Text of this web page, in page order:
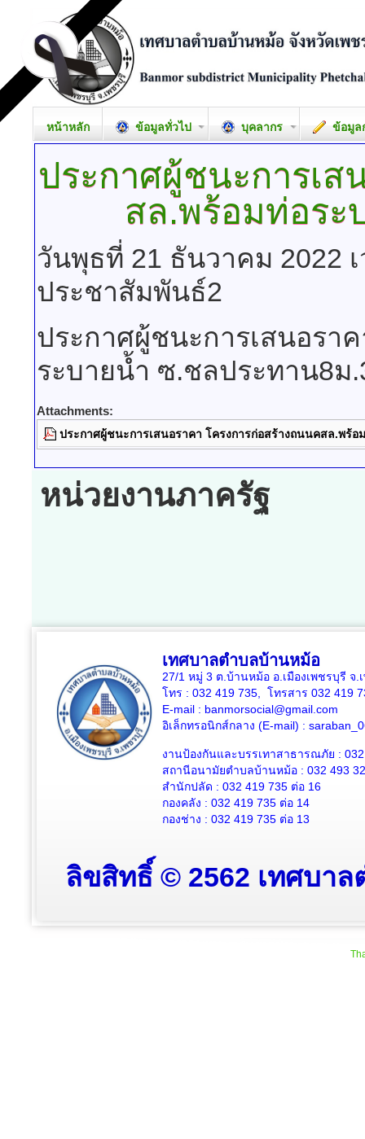
หน้าหลัก ข้อมูลทั่วไป บุคลากร ข้อมูล
ประกาศผู้ชนะการเส
สล.พร้อมท่อระ
วันพุธที่ 21 ธันวาคม 2022
ประชาสัมพันธ์2
ประกาศผู้ชนะการเสนอรา
ระบายน้ำ ซ.ชลประทาน8ม
Attachments:
ประกาศผู้ชนะการเสนอราคา โครงการก่อสร้างถนนคสล.พร้
หน่วยงานภาครัฐ
เทศบาลตำบลบ้านหม้อ
27/1 หมู่ 3 ต.บ้านหม้อ อ.เมืองเพชรบุรี จ.
โทร : 032 419 735, โทรสาร 032 419
E-mail : banmorsocial@gmail.com
อิเล็กทรอนิกส์กลาง (E-mail) :
งานป้องกันและบรรเทาสาธารณภัย :
สถานีอนามัยตำบลบ้านหม้อ : 032 493
สำนักปลัด : 032 419 735 ต่อ 16
กองคลัง : 032 419 735 ต่อ 14
กองช่าง : 032 419 735 ต่อ 13
ลิขสิทธิ์ © 2562 เทศบา